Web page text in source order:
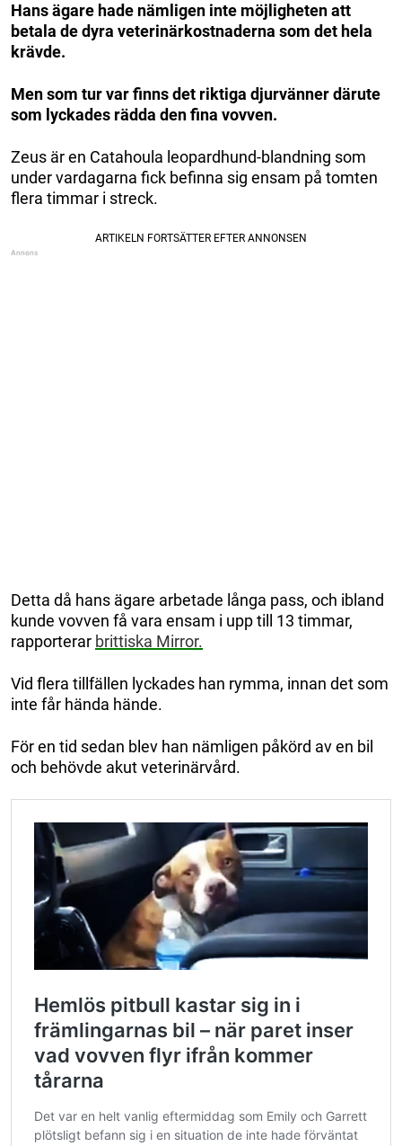
Hans ägare hade nämligen inte möjligheten att
betala de dyra veterinärkostnaderna som det hela
krävde.
Men som tur var finns det riktiga djurvänner därute
som lyckades rädda den fina vovven.
Zeus är en Catahoula leopardhund-blandning som
under vardagarna fick befinna sig ensam på tomten
flera timmar i streck.
Detta då hans ägare arbetade långa pass, och ibland
kunde vovven få vara ensam i upp till 13 timmar,
rapporterar brittiska Mirror.
Vid flera tillfällen lyckades han rymma, innan det som
inte får hända hände.
För en tid sedan blev han nämligen påkörd av en bil
och behövde akut veterinärvård.